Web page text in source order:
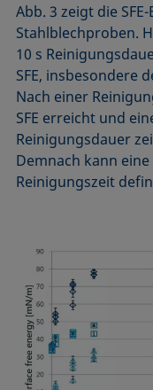
Abb. 3 zeigt die
Stahlblechproben.
10 s
SFE, insbesondere
Nach einer
SFE erreicht und
Reinigungsdauer
Demnach kann
Reinigungszeit